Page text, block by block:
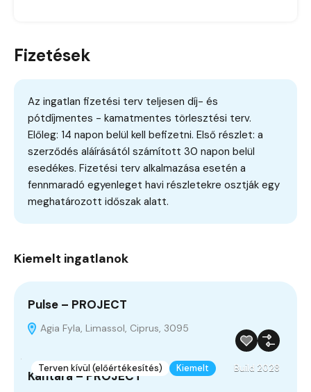
Fizetések
Az ingatlan fizetési terv teljesen díj- és
pótdíjmentes - kamatmentes törlesztési terv.
Előleg: 14 napon belül kell befizetni. Első részlet: a
szerződés aláírásától számított 30 napon belül
esedékes. Fizetési terv alkalmazása esetén a
fennmaradó egyenleget havi részletekre osztják egy
meghatározott időszak alatt.
Kiemelt ingatlanok
Pulse – PROJECT
Agia Fyla, Limassol, Ciprus, 3095
Terven kívül (előértékesítés) Kiemelt Build 2028
Kantara – PROJECT